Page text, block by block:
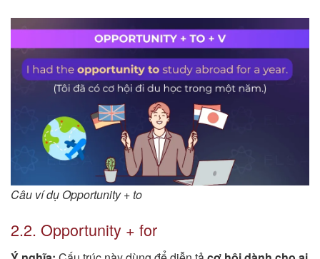
Câu ví dụ Opportunity + to
2.2. Opportunity + for